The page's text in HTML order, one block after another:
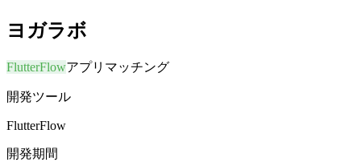
ヨガラボ
FlutterFlowアプリ マッチング
開発ツール
FlutterFlow
開発期間